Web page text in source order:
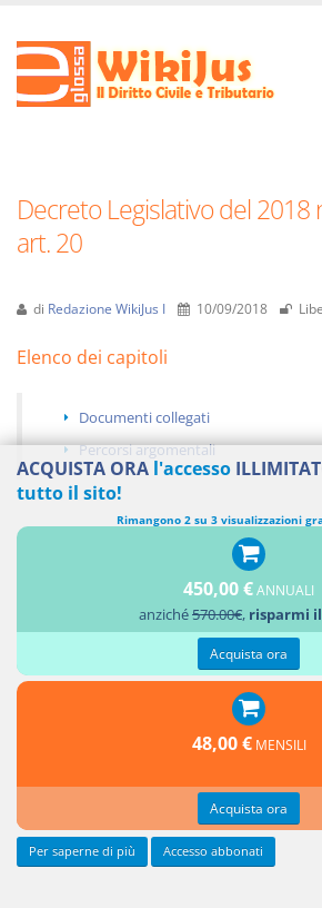
Decreto Legislativo del 2018
art. 20
di Redazione WikiJus I 10/09/2018
Elenco dei capitoli
Documenti collegati
Percorsi argomentali
CODICI DI DEONTOLOGIA E DI BUONA
DATA DI ENTRATA IN VIGORE DEL
ACQUISTA ORA l'accesso
tutto il sito!
Rimangono 2 su 3 visualizzazioni
450,00 €ANNUALI
anziché570.00€, risparmi il
Acquista ora
48,00 € MENSILI
Acquista ora
Per saperne di più Accesso abbonati